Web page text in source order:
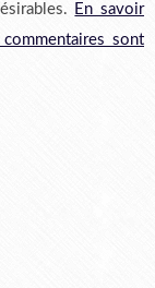
En savoir
sont